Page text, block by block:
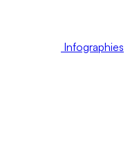
Infographies